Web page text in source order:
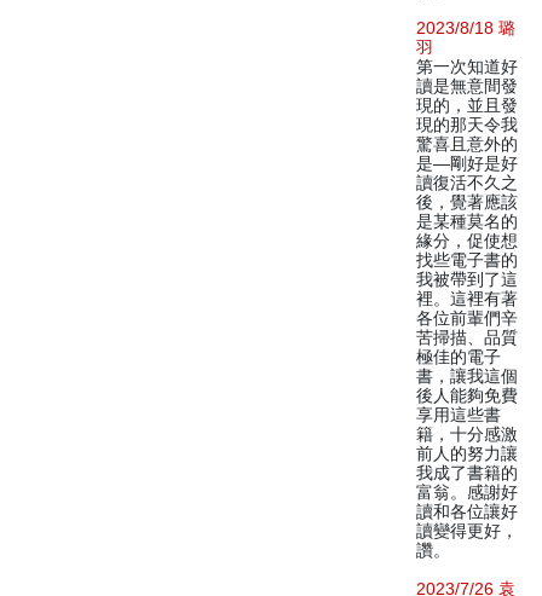
2023/8/18 璐
羽
第一次知道好
讀是無意間發
現的，並且發
現的那天令我
驚喜且意外的
是—剛好是好
讀復活不久之
後，覺著應該
是某種莫名的
緣分，促使想
找些電子書的
我被帶到了這
裡。這裡有著
各位前輩們辛
苦掃描、品質
極佳的電子
書，讓我這個
後人能夠免費
享用這些書
籍，十分感激
前人的努力讓
我成了書籍的
富翁。感謝好
讀和各位讓好
讀變得更好，
讚。
2023/7/26 袁